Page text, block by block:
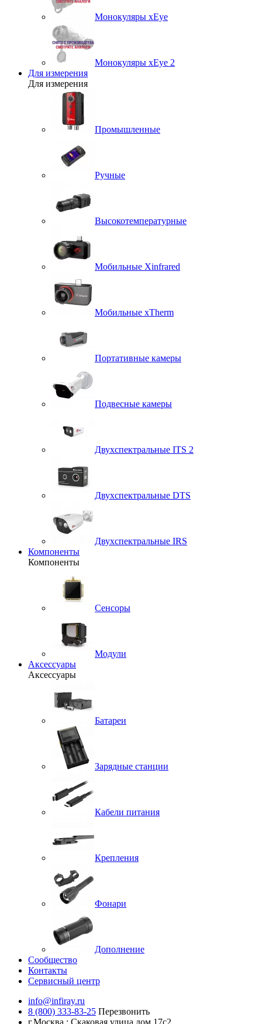
Монокуляры xEye
Монокуляры xEye 2
Для измерения
Для измерения
Промышленные
Ручные
Высокотемпературные
Мобильные Xinfrared
Мобильные xTherm
Портативные камеры
Подвесные камеры
Двухспектральные ITS 2
Двухспектральные DTS
Двухспектральные IRS
Компоненты
Компоненты
Сенсоры
Модули
Аксессуары
Аксессуары
Батареи
Зарядные станции
Кабели питания
Крепления
Фонари
Дополнение
Сообщество
Контакты
Сервисный центр
info@infiray.ru
8 (800) 333-83-25 Перезвонить
г.Москва : Скаковая улица дом 17с2